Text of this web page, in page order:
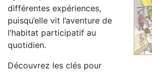
différentes expériences,
puisqu’elle vit l’aventure de
l’habitat participatif au
quotidien.
Découvrez les clés pour